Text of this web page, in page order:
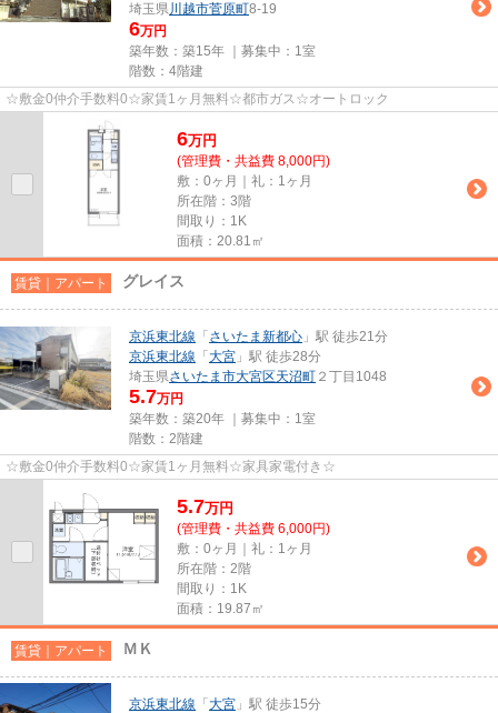
埼玉県川越市菅原町8-19
6万円
築年数：築15年 ｜募集中： 1室
階数：4階建
☆敷金0仲介手数料0☆家賃1ヶ月無料☆都市ガス☆オートロック
6万円
(管理費・共益費 8,000円)
敷：0ヶ月｜礼：1ヶ月
所在階：3階
間取り：1K
面積：20.81㎡
賃貸｜アパート グレイス
京浜東北線 「 さいたま新都心 」駅 徒歩21分
京浜東北線 「 大宮 」駅 徒歩28分
埼玉県さいたま市大宮区天沼町 ２丁目1048
5.7万円
築年数：築20年 ｜募集中： 1室
階数：2階建
☆敷金0仲介手数料0☆家賃1ヶ月無料☆家具家電付き☆
5.7万円
(管理費・共益費 6,000円)
敷：0ヶ月｜礼：1ヶ月
所在階：2階
間取り：1K
面積：19.87㎡
賃貸｜アパート ＭＫ
京浜東北線 「 大宮 」駅 徒歩15分